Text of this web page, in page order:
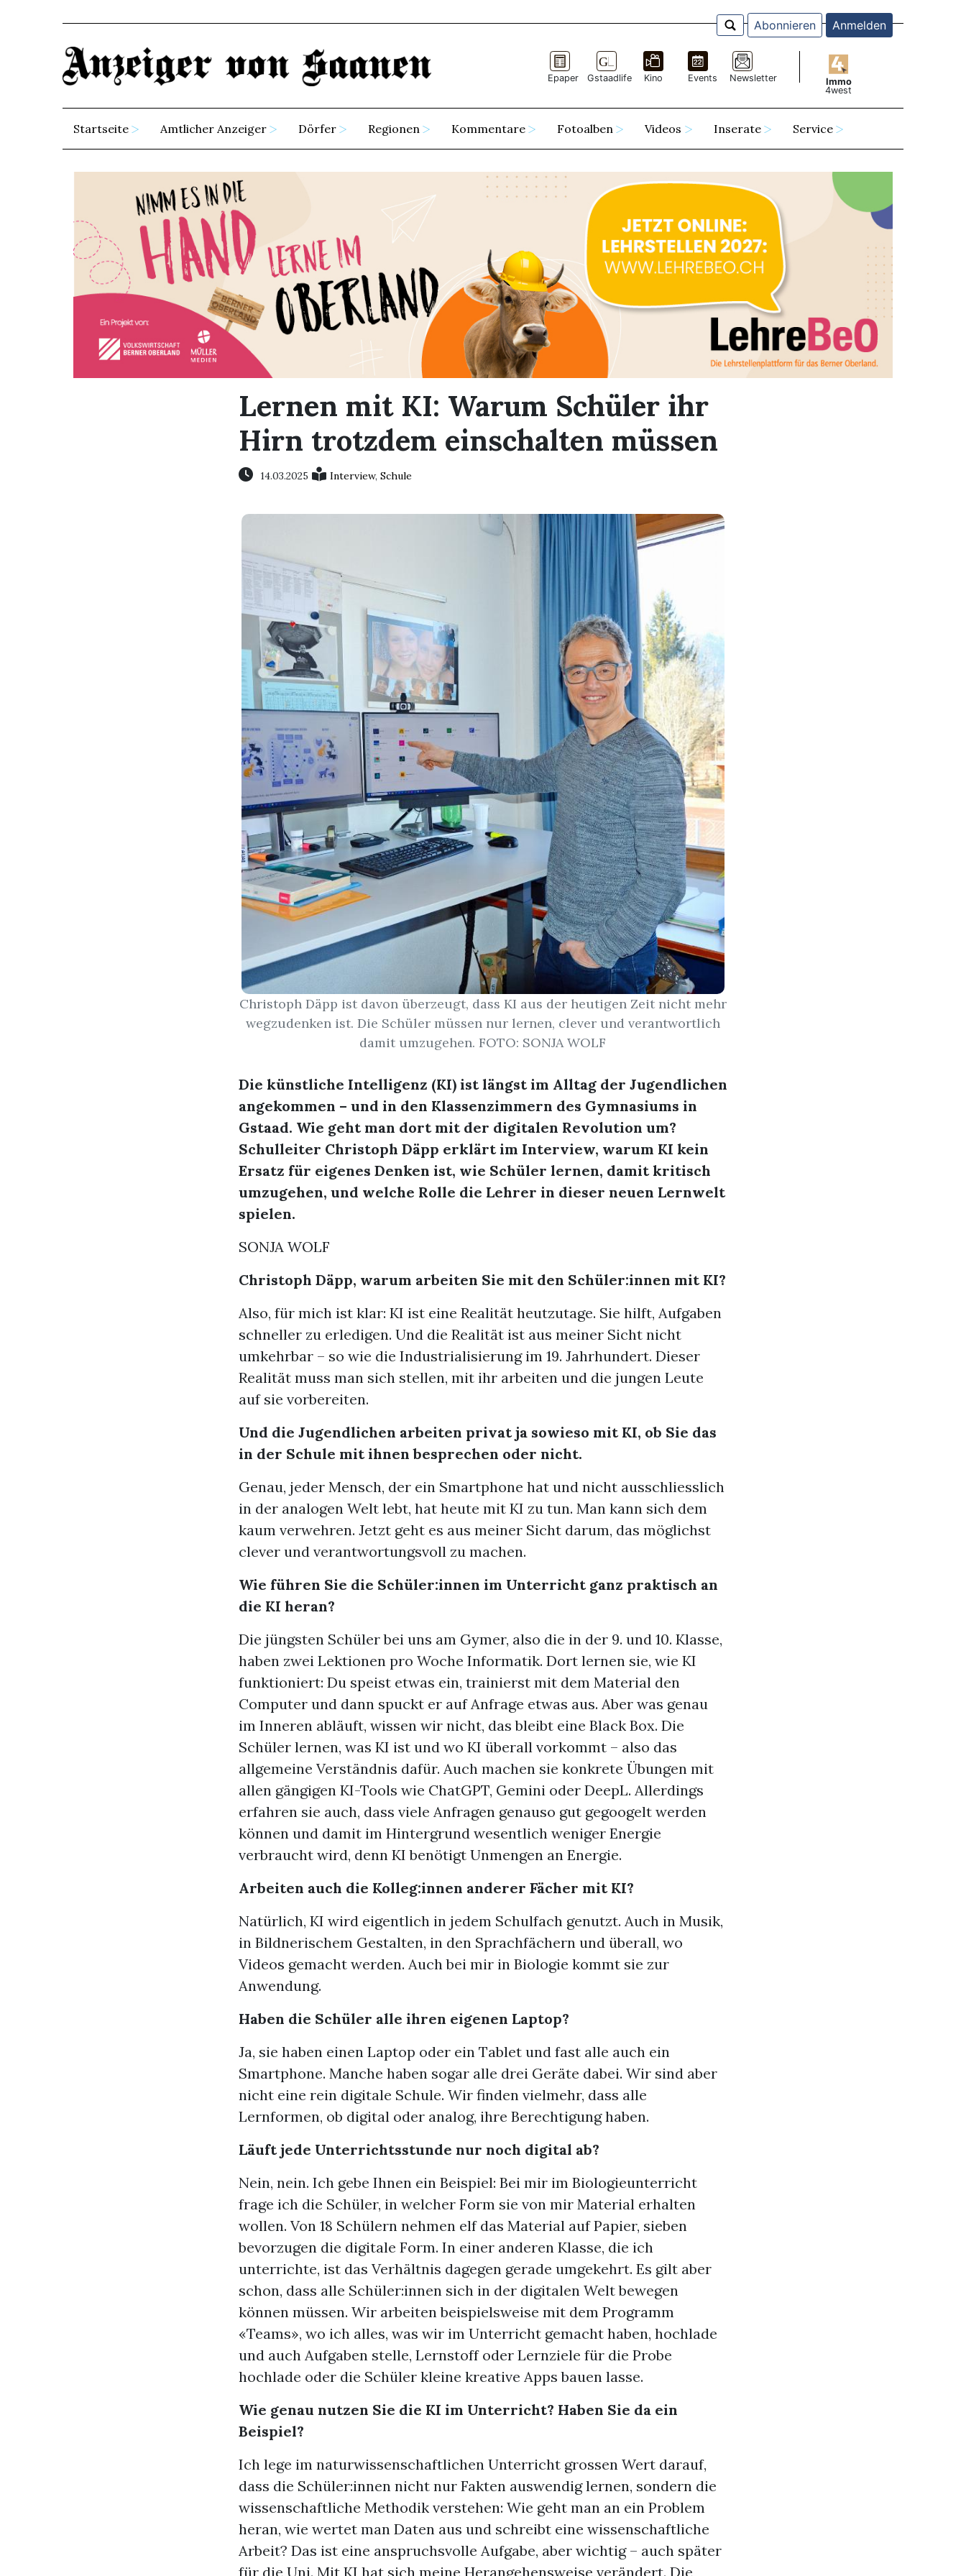
Abonnieren Anmelden
Epaper Gstaadlife Kino Events Newsletter
Immo
4west
Startseite Amtlicher Anzeiger Dörfer Regionen Kommentare Fotoalben Videos Inserate Service
Lernen mit KI: Warum Schüler ihr
Hirn trotzdem einschalten müssen
14.03.2025 Interview, Schule
Christoph Däpp ist davon überzeugt, dass KI aus der heutigen Zeit nicht mehr
wegzudenken ist. Die Schüler müssen nur lernen, clever und verantwortlich
damit umzugehen. FOTO: SONJA WOLF
Die künstliche Intelligenz (KI) ist längst im Alltag der Jugendlichen
angekommen – und in den Klassenzimmern des Gymnasiums in
Gstaad. Wie geht man dort mit der digitalen Revolution um?
Schulleiter Christoph Däpp erklärt im Interview, warum KI kein
Ersatz für eigenes Denken ist, wie Schüler lernen, damit kritisch
umzugehen, und welche Rolle die Lehrer in dieser neuen Lernwelt
spielen.
SONJA WOLF
Christoph Däpp, warum arbeiten Sie mit den Schüler:innen mit KI?
Also, für mich ist klar: KI ist eine Realität heutzutage. Sie hilft, Aufgaben
schneller zu erledigen. Und die Realität ist aus meiner Sicht nicht
umkehrbar – so wie die Industrialisierung im 19. Jahrhundert. Dieser
Realität muss man sich stellen, mit ihr arbeiten und die jungen Leute
auf sie vorbereiten.
Und die Jugendlichen arbeiten privat ja sowieso mit KI, ob Sie das
in der Schule mit ihnen besprechen oder nicht.
Genau, jeder Mensch, der ein Smartphone hat und nicht ausschliesslich
in der analogen Welt lebt, hat heute mit KI zu tun. Man kann sich dem
kaum verwehren. Jetzt geht es aus meiner Sicht darum, das möglichst
clever und verantwortungsvoll zu machen.
Wie führen Sie die Schüler:innen im Unterricht ganz praktisch an
die KI heran?
Die jüngsten Schüler bei uns am Gymer, also die in der 9. und 10. Klasse,
haben zwei Lektionen pro Woche Informatik. Dort lernen sie, wie KI
funktioniert: Du speist etwas ein, trainierst mit dem Material den
Computer und dann spuckt er auf Anfrage etwas aus. Aber was genau
im Inneren abläuft, wissen wir nicht, das bleibt eine Black Box. Die
Schüler lernen, was KI ist und wo KI überall vorkommt – also das
allgemeine Verständnis dafür. Auch machen sie konkrete Übungen mit
allen gängigen KI-Tools wie ChatGPT, Gemini oder DeepL. Allerdings
erfahren sie auch, dass viele Anfragen genauso gut gegoogelt werden
können und damit im Hintergrund wesentlich weniger Energie
verbraucht wird, denn KI benötigt Unmengen an Energie.
Arbeiten auch die Kolleg:innen anderer Fächer mit KI?
Natürlich, KI wird eigentlich in jedem Schulfach genutzt. Auch in Musik,
in Bildnerischem Gestalten, in den Sprachfächern und überall, wo
Videos gemacht werden. Auch bei mir in Biologie kommt sie zur
Anwendung.
Haben die Schüler alle ihren eigenen Laptop?
Ja, sie haben einen Laptop oder ein Tablet und fast alle auch ein
Smartphone. Manche haben sogar alle drei Geräte dabei. Wir sind aber
nicht eine rein digitale Schule. Wir finden vielmehr, dass alle
Lernformen, ob digital oder analog, ihre Berechtigung haben.
Läuft jede Unterrichtsstunde nur noch digital ab?
Nein, nein. Ich gebe Ihnen ein Beispiel: Bei mir im Biologieunterricht
frage ich die Schüler, in welcher Form sie von mir Material erhalten
wollen. Von 18 Schülern nehmen elf das Material auf Papier, sieben
bevorzugen die digitale Form. In einer anderen Klasse, die ich
unterrichte, ist das Verhältnis dagegen gerade umgekehrt. Es gilt aber
schon, dass alle Schüler:innen sich in der digitalen Welt bewegen
können müssen. Wir arbeiten beispielsweise mit dem Programm
«Teams», wo ich alles, was wir im Unterricht gemacht haben, hochlade
und auch Aufgaben stelle, Lernstoff oder Lernziele für die Probe
hochlade oder die Schüler kleine kreative Apps bauen lasse.
Wie genau nutzen Sie die KI im Unterricht? Haben Sie da ein
Beispiel?
Ich lege im naturwissenschaftlichen Unterricht grossen Wert darauf,
dass die Schüler:innen nicht nur Fakten auswendig lernen, sondern die
wissenschaftliche Methodik verstehen: Wie geht man an ein Problem
heran, wie wertet man Daten aus und schreibt eine wissenschaftliche
Arbeit? Das ist eine anspruchsvolle Aufgabe, aber wichtig – auch später
für die Uni. Mit KI hat sich meine Herangehensweise verändert. Die